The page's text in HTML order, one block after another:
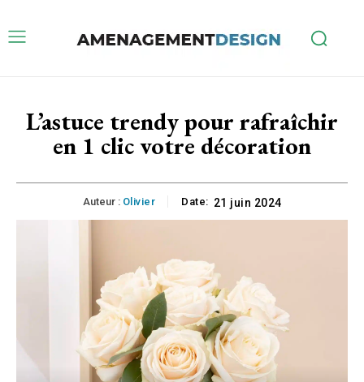
L’astuce trendy pour rafraîchir
en 1 clic votre décoration
Auteur : Olivier Date: 21 juin 2024